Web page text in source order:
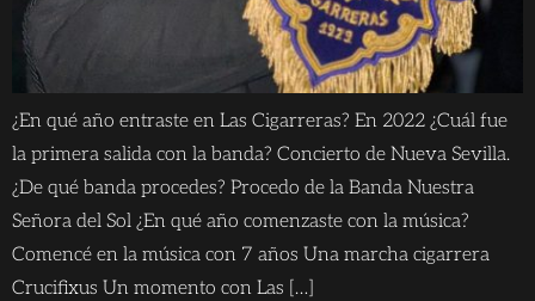
¿En qué año entraste en Las Cigarreras? En 2022 ¿Cuál fue
la primera salida con la banda? Concierto de Nueva Sevilla.
¿De qué banda procedes? Procedo de la Banda Nuestra
Señora del Sol ¿En qué año comenzaste con la música?
Comencé en la música con 7 años Una marcha cigarrera
Crucifixus Un momento con Las […]